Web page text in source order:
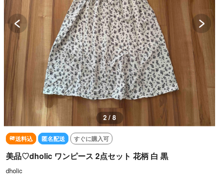
2 / 8
送料込 匿名配送 すぐに購入可
美品♡dholic ワンピース 2点セット 花柄 白 黒
dholic